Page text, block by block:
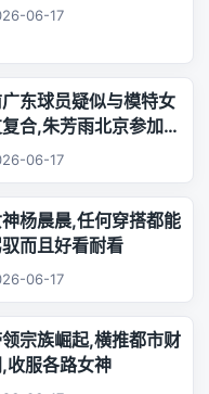
06-17
东球员疑似与模特女
合,朱芳雨北京参加品
动,王少杰韩国游玩
06-17
杨晨晨,任何穿搭都能
而且好看耐看
06-17
宗族崛起,横推都市财
收服各路女神